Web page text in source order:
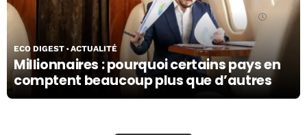
Millionnaires : pourquoi certains pays en
comptent beaucoup plus que d’autres
ECO DIGEST ACTUALITÉ
01/07/26